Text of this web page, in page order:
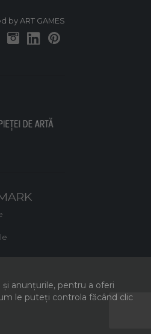
by ART GAMES
anunțurile, pentru a oferi
le puteți controla făcând clic